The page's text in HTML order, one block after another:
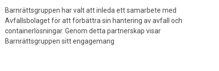
Barnrättsgruppen har valt att inleda ett samarbete med
Avfallsbolaget för att förbättra sin hantering av avfall och
containerlösningar. Genom detta partnerskap visar
Barnrättsgruppen sitt engagemang